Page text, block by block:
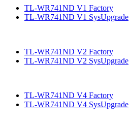
TL-WR741ND V1 Factory
TL-WR741ND V1 SysUpgrade
TL-WR741ND V2 Factory
TL-WR741ND V2 SysUpgrade
TL-WR741ND V4 Factory
TL-WR741ND V4 SysUpgrade